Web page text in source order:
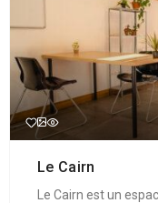
Le Cairn
Le Cairn est un